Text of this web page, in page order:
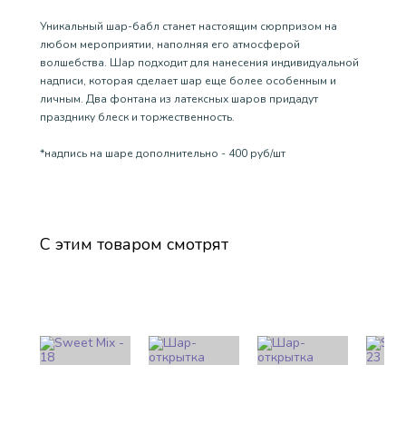
Уникальный шар-бабл станет настоящим сюрпризом на
любом мероприятии, наполняя его атмосферой
волшебства. Шар подходит для нанесения индивидуальной
надписи, которая сделает шар еще более особенным и
личным. Два фонтана из латексных шаров придадут
празднику блеск и торжественность.
*надпись на шаре дополнительно - 400 руб/шт
С этим товаром смотрят